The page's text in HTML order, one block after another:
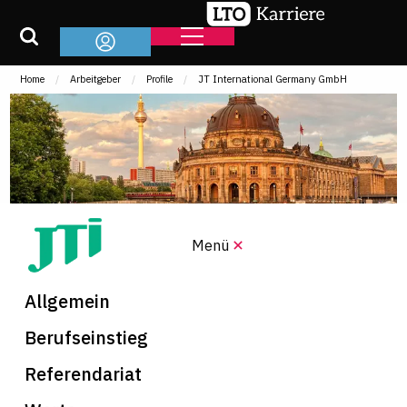
Home Arbeitgeber Profile JT International Germany GmbH
Menü
Allgemein
Berufseinstieg
Referendariat